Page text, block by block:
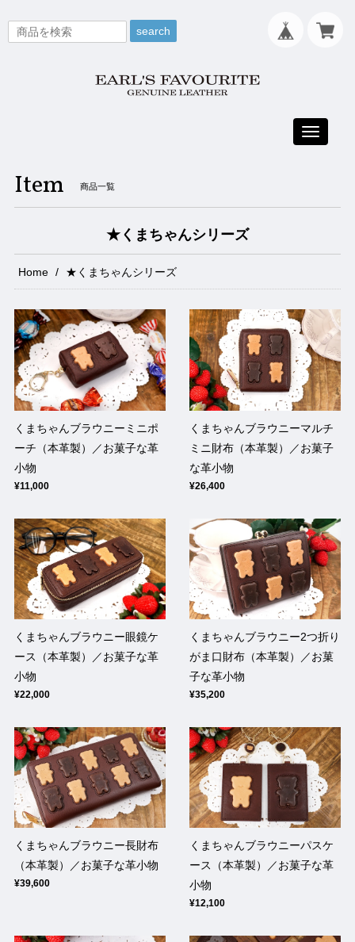
search
Toggle
Item 商品一覧
★くまちゃんシリーズ
Home ★くまちゃんシリーズ
くまちゃんブラウニーミニポ
ーチ（本革製）／お菓子な革
小物
¥11,000
くまちゃんブラウニーマルチ
ミニ財布（本革製）／お菓子
な革小物
¥26,400
くまちゃんブラウニー眼鏡ケ
ース（本革製）／お菓子な革
小物
¥22,000
くまちゃんブラウニー2つ折り
がま口財布（本革製）／お菓
子な革小物
¥35,200
くまちゃんブラウニー長財布
（本革製）／お菓子な革小物
¥39,600
くまちゃんブラウニーパスケ
ース（本革製）／お菓子な革
小物
¥12,100